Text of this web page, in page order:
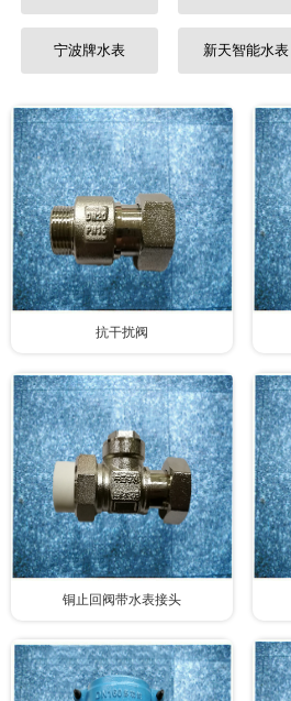
宁波牌水表 新天智能水表
抗干扰阀
铜止回阀带水表接头
联系我们